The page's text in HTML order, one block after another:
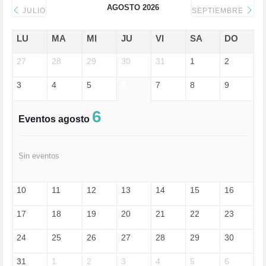
DONALD TRUMP (81)
EDGAR MORIN (1)
EMIGRACIÓN (4)
ESPECULACIÓN (2)
FELICIDAD (1)
FRANCISCO (5)
GUERRA (133)
HUMOR (1)
IA (1)
INMIGRACIÓN (144)
JULIO AGOSTO 2026 SEPTIEMBRE
LU MA MI JU VI SA DO
27 28 29 30 31 1 2
3 4 5 7 8 9
Eventos agosto 6
Sin eventos
10 11 12 13 14 15 16
17 18 19 20 21 22 23
24 25 26 27 28 29 30
31 1 2 3 4 5 6